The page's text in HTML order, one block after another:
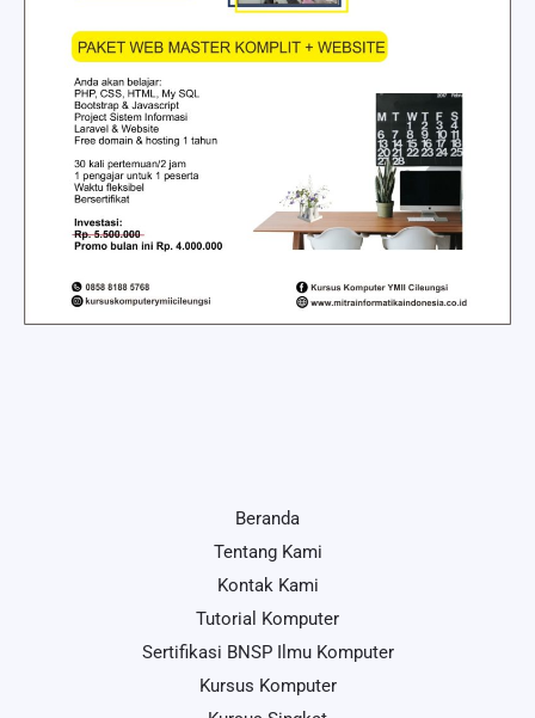
Beranda
Tentang Kami
Kontak Kami
Tutorial Komputer
Sertifikasi BNSP Ilmu Komputer
Kursus Komputer